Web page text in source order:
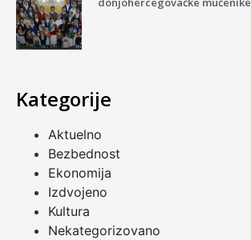
Kategorije
Aktuelno
Bezbednost
Ekonomija
Izdvojeno
Kultura
Nekategorizovano